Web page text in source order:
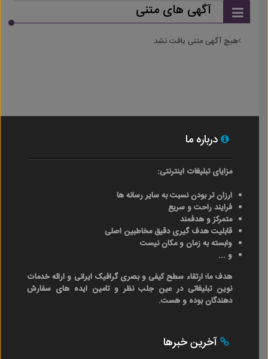
آگهی های متنی
هیچ آگهی متنی یافت نشد
درباره ما
مزایای تبلیغات اینترنتی:
ارزان تر بودن نسبت به سایر رسانه ها
فرایند راحت و سریع
متمرکز و هدفمند
قابلیت هدف گیری دقیق مخاطبین اصلی
وابسته به زمان و مکان نیست
و ...
هدف ما؛ ارتقاء سطح کیفی و بصری گرافیک ایرانی و ارائه خدمات
نوین تبلیغاتی در عین جلب نظر و تامین ایده های سفارش
دهندگان بوده و هست.
آخرین خبرها